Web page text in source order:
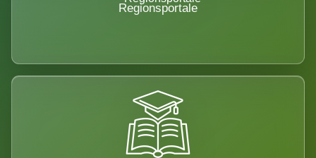
Regionsportale